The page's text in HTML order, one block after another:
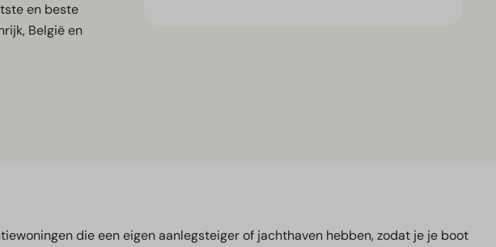
en beste
België en
die een eigen aanlegsteiger of jachthaven hebben, zodat je je boot